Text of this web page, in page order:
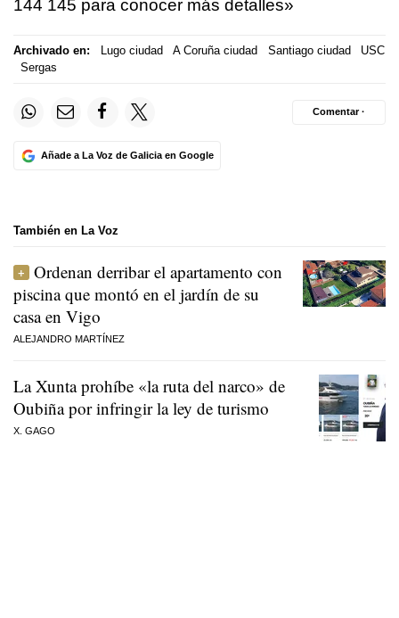
144 145 para conocer más detalles»
Archivado en: Lugo ciudad A Coruña ciudad Santiago ciudad
USC
Sergas
Añade a La Voz de Galicia en Google
Comentar ·
También en La Voz
Ordenan derribar el apartamento con
piscina que montó en el jardín de su
casa en Vigo
ALEJANDRO MARTÍNEZ
La Xunta prohíbe «la ruta del narco» de
Oubiña por infringir la ley de turismo
X. GAGO